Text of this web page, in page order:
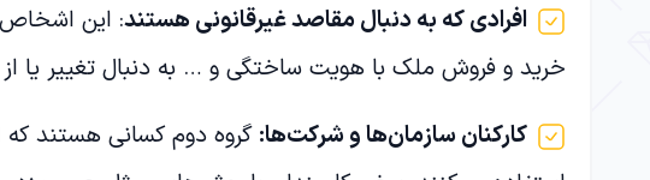
افرادی که به دنبال مقاصد غیرقانونی هستند: این اشخاص
خرید و فروش ملک با هویت ساختگی و … به دنبال تغییر یا
کارکنان سازمان‌ها و شرکت‌ها: گروه دوم کسانی هستند